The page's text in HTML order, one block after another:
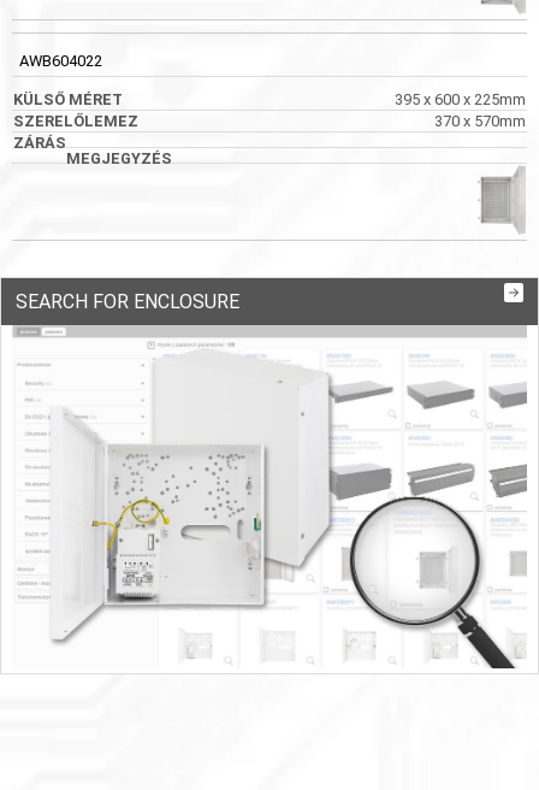
AWB604022
395 x 600 x 225mm
370 x 570mm
SEARCH FOR ENCLOSURE